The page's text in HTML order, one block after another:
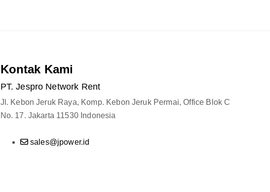
Kontak Kami
PT. Jespro Network Rent
Jl. Kebon Jeruk Raya, Komp. Kebon Jeruk Permai, Office Blok C
No. 17. Jakarta 11530 Indonesia
sales@jpower.id